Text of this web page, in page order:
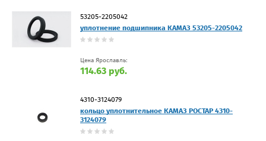
53205-2205042
уплотнение подшипника КАМАЗ 53205-2205042
Цена Ярославль:
114.63 руб.
4310-3124079
кольцо уплотнительное КАМАЗ РОСТАР 4310-
3124079